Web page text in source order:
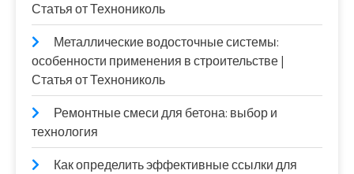
Статья от Технониколь
Металлические водосточные системы:
особенности применения в строительстве |
Статья от Технониколь
Ремонтные смеси для бетона: выбор и
технология
Как определить эффективные ссылки для